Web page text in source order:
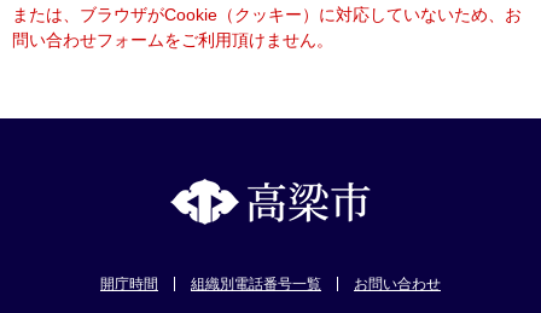
または、ブラウザがCookie（クッキー）に対応していないため、お
問い合わせフォームをご利用頂けません。
開庁時間 組織別電話番号一覧 お問い合わせ